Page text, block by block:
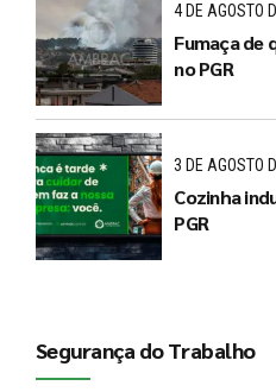
4 DE AGOSTO
Fumaça de
no PGR
3 DE AGOSTO
Cozinha
PGR
Segurança do Trabalho